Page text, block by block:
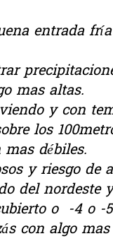
entrada
mas altas.
y con
los
débiles.
y riesgo de
del nordeste
o -4 o -
con algo